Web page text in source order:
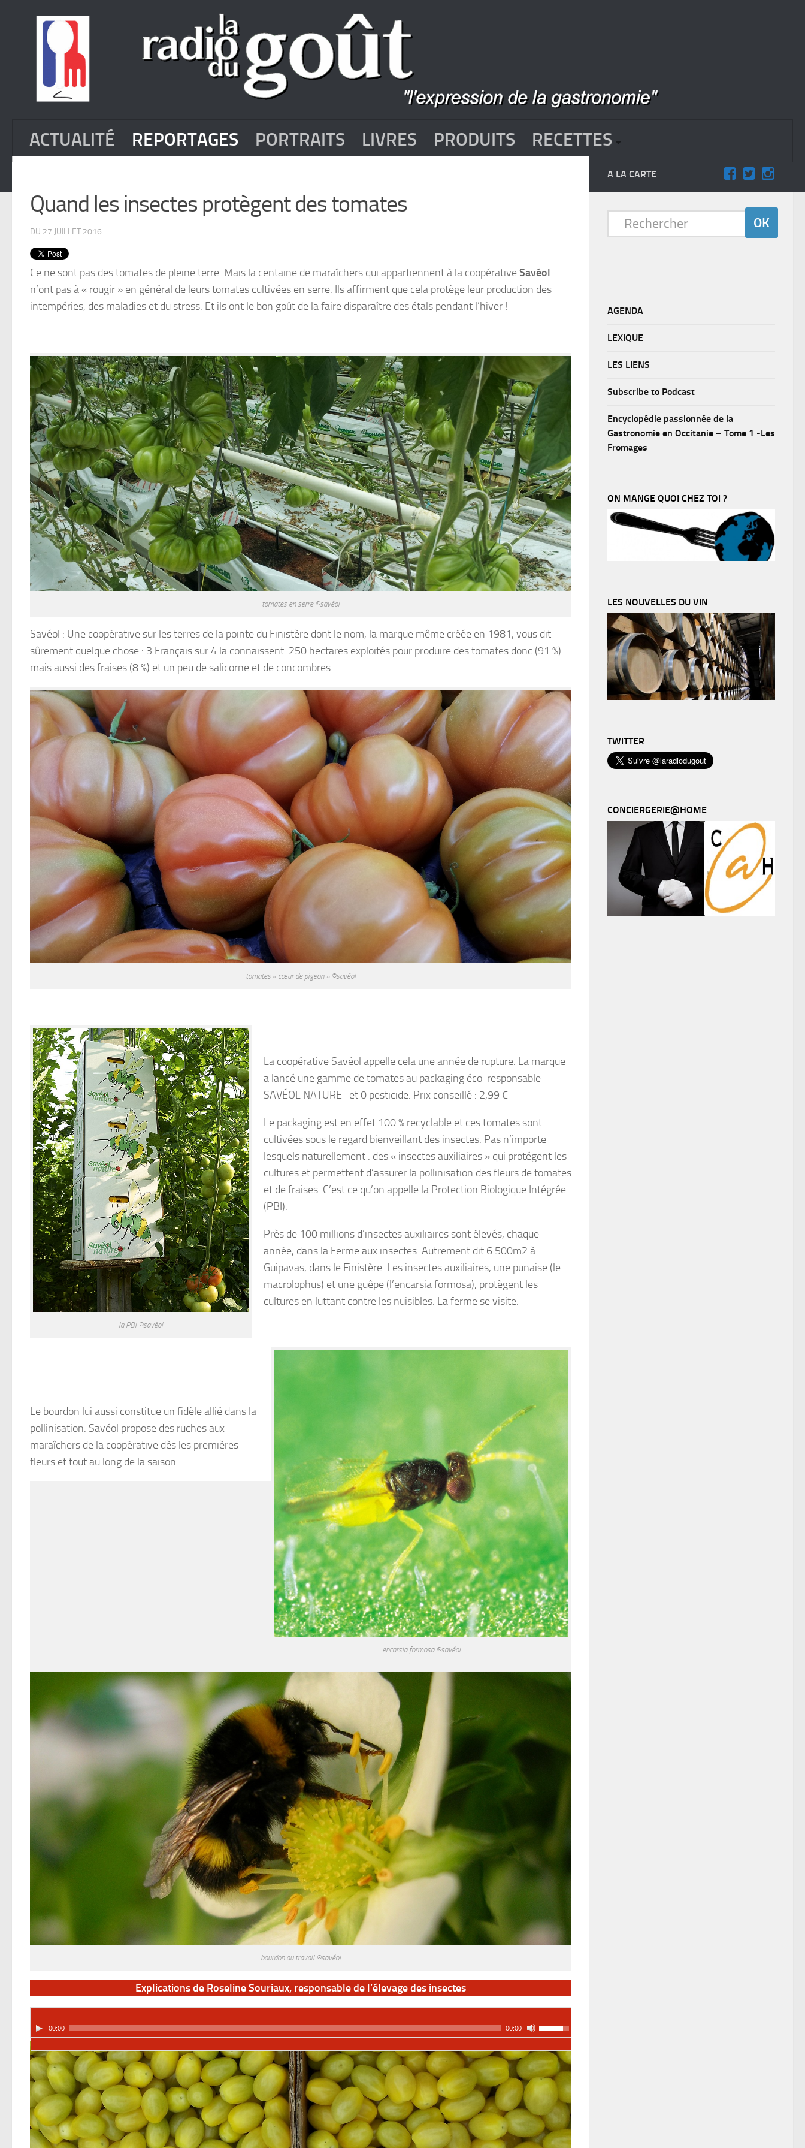
ACTUALITÉ REPORTAGES PORTRAITS LIVRES PRODUITS RECETTES
Quand les insectes protègent des tomates
DU 27 JUILLET 2016
Ce ne sont pas des tomates de pleine terre. Mais la centaine de maraîchers qui appartiennent à la coopérativeSavéol
n’ont pas à « rougir » en général de leurs tomates cultivées en serre. Ils affirment que cela protège leur production des
intempéries, des maladies et du stress. Et ils ont le bon goût de la faire disparaître des étals pendant l’hiver !
tomates en serre ©savéol
Savéol : Une coopérative sur les terres de la pointe du Finistère dont le nom, la marque même créée en 1981, vous dit
sûrement quelque chose : 3 Français sur 4 la connaissent. 250 hectares exploités pour produire des tomates donc (91 %)
mais aussi des fraises (8 %) et un peu de salicorne et de concombres.
tomates « cœur de pigeon » ©savéol
la PBI ©savéol
encarsia formosa ©savéol
La coopérative Savéol appelle cela une année de rupture. La marque
a lancé une gamme de tomates au packaging éco-responsable -
SAVÉOL NATURE- et 0 pesticide. Prix conseillé : 2,99 €
Le packaging est en effet 100 % recyclable et ces tomates sont
cultivées sous le regard bienveillant des insectes. Pas n’importe
lesquels naturellement : des « insectes auxiliaires » qui protégent les
cultures et permettent d’assurer la pollinisation des fleurs de tomates
et de fraises. C’est ce qu’on appelle la Protection Biologique Intégrée
(PBI).
Près de 100 millions d’insectes auxiliaires sont élevés, chaque
année, dans la Ferme aux insectes. Autrement dit 6 500m2 à
Guipavas, dans le Finistère. Les insectes auxiliaires, une punaise (le
macrolophus) et une guêpe (l’encarsia formosa), protègent les
cultures en luttant contre les nuisibles. La ferme se visite.
Le bourdon lui aussi constitue un fidèle allié dans la
pollinisation. Savéol propose des ruches aux
maraîchers de la coopérative dès les premières
fleurs et tout au long de la saison.
bourdon au travail ©savéol
Explications de Roseline Souriaux, responsable de l’élevage des insectes
00:00 00:00
A LA CARTE
AGENDA
LEXIQUE
LES LIENS
Subscribe to Podcast
Encyclopédie passionnée de la
Gastronomie en Occitanie – Tome 1 -Les
Fromages
ON MANGE QUOI CHEZ TOI ?
LES NOUVELLES DU VIN
TWITTER
CONCIERGERIE@HOME